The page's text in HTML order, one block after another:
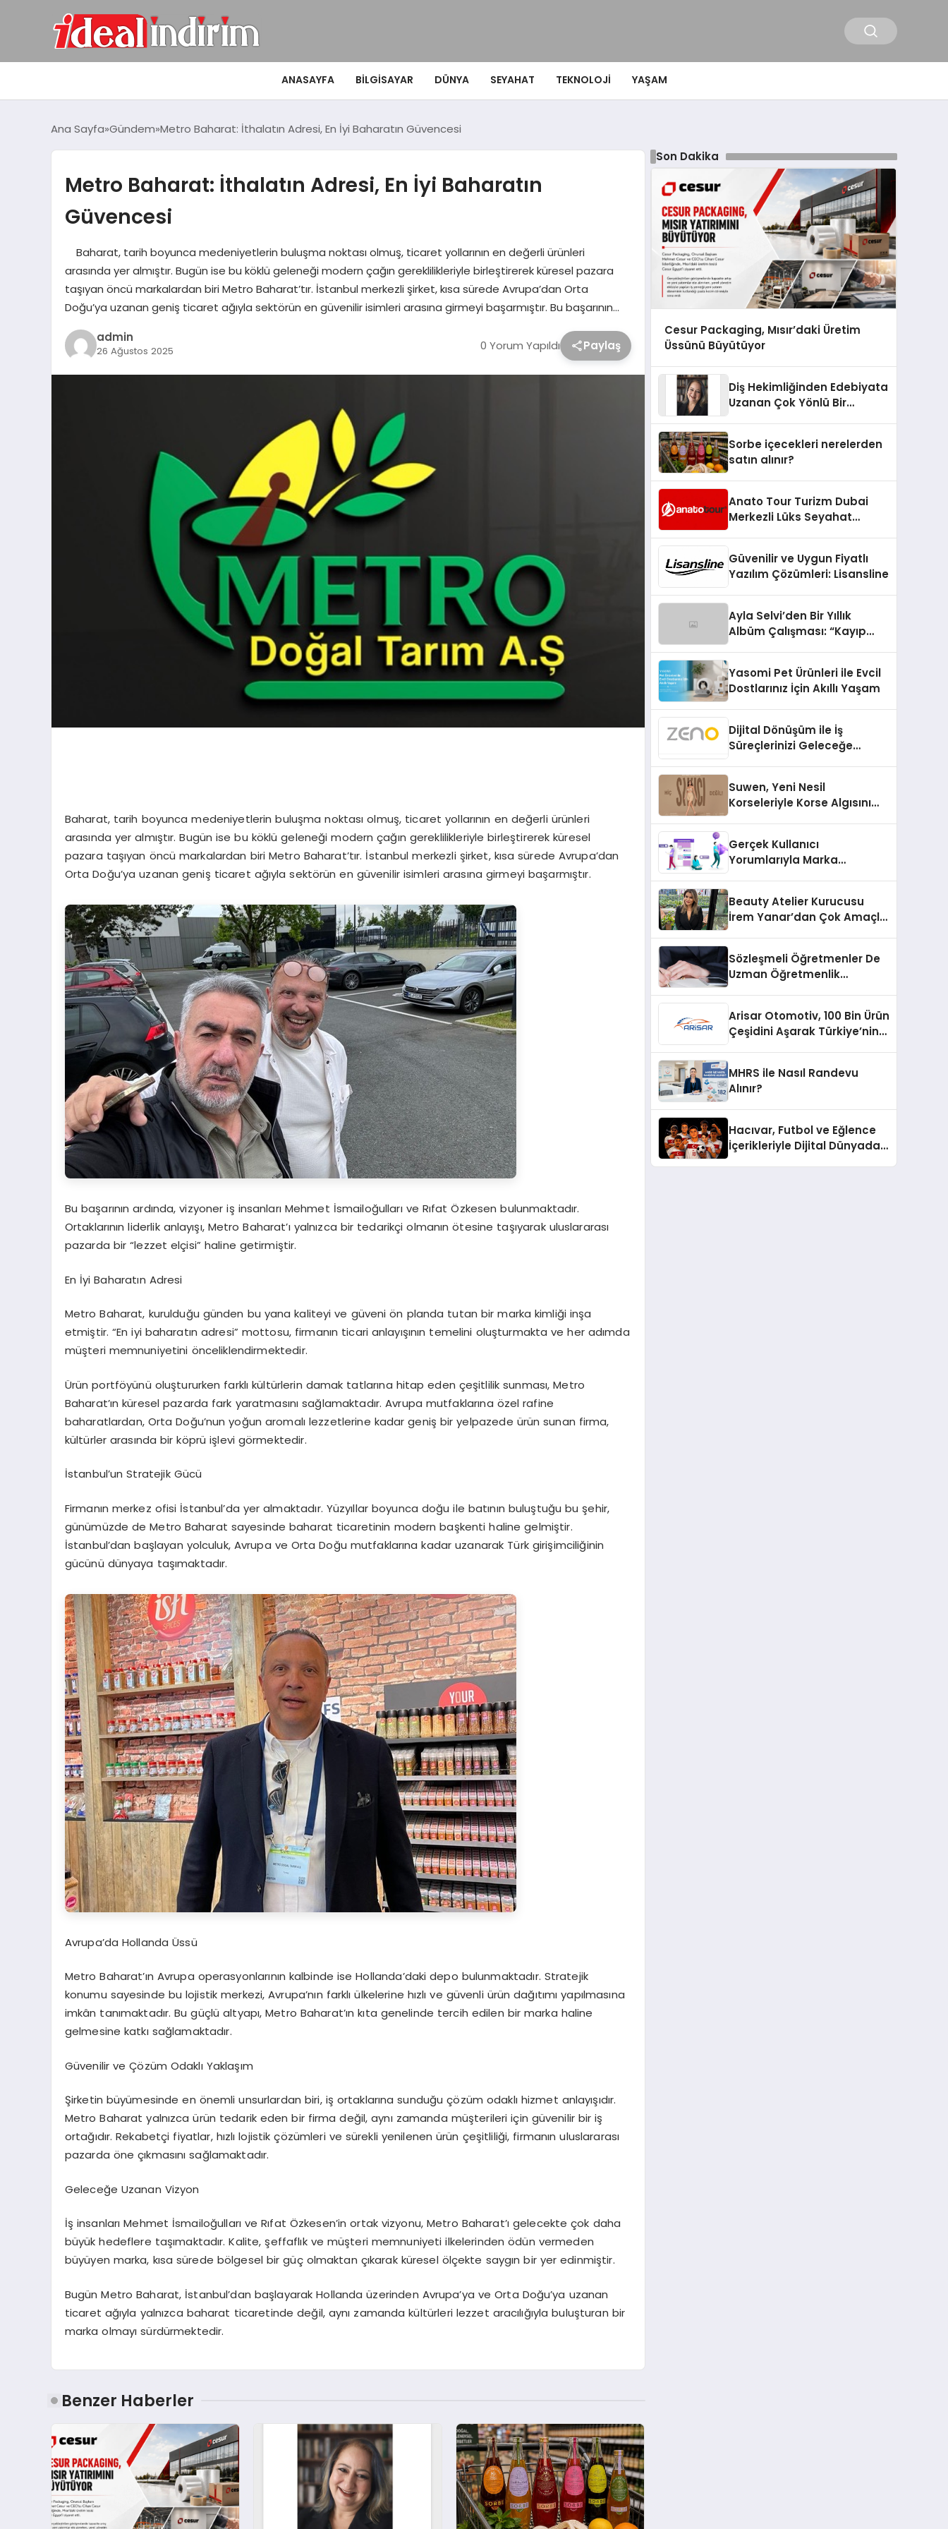
ANASAYFA BILGISAYAR DÜNYA SEYAHAT TEKNOLOJI YAŞAM
Ana Sayfa Gündem Metro Baharat: İthalatın Adresi, En İyi Baharatın Güvencesi
Metro Baharat: İthalatın Adresi, En İyi Baharatın
Güvencesi
Baharat, tarih boyunca medeniyetlerin buluşma noktası olmuş, ticaret yollarının en değerli ürünleri
arasında yer almıştır. Bugün ise bu köklü geleneği modern çağın gereklilikleriyle birleştirerek küresel pazara
taşıyan öncü markalardan biri Metro Baharat’tır. İstanbul merkezli şirket, kısa sürede Avrupa’dan Orta
Doğu’ya uzanan geniş ticaret ağıyla sektörün en güvenilir isimleri arasına girmeyi başarmıştır. Bu başarının…
admin
26 Ağustos 2025 0 Yorum Yapıldı Paylaş
Baharat, tarih boyunca medeniyetlerin buluşma noktası olmuş, ticaret yollarının en değerli ürünleri
arasında yer almıştır. Bugün ise bu köklü geleneği modern çağın gereklilikleriyle birleştirerek küresel
pazara taşıyan öncü markalardan biri Metro Baharat’tır. İstanbul merkezli şirket, kısa sürede Avrupa’dan
Orta Doğu’ya uzanan geniş ticaret ağıyla sektörün en güvenilir isimleri arasına girmeyi başarmıştır.
Bu başarının ardında, vizyoner iş insanları Mehmet İsmailoğulları ve Rıfat Özkesen bulunmaktadır.
Ortaklarının liderlik anlayışı, Metro Baharat’ı yalnızca bir tedarikçi olmanın ötesine taşıyarak uluslararası
pazarda bir “lezzet elçisi” haline getirmiştir.
En İyi Baharatın Adresi
Metro Baharat, kurulduğu günden bu yana kaliteyi ve güveni ön planda tutan bir marka kimliği inşa
etmiştir. “En iyi baharatın adresi” mottosu, firmanın ticari anlayışının temelini oluşturmakta ve her adımda
müşteri memnuniyetini önceliklendirmektedir.
Ürün portföyünü oluştururken farklı kültürlerin damak tatlarına hitap eden çeşitlilik sunması, Metro
Baharat’ın küresel pazarda fark yaratmasını sağlamaktadır. Avrupa mutfaklarına özel rafine
baharatlardan, Orta Doğu’nun yoğun aromalı lezzetlerine kadar geniş bir yelpazede ürün sunan firma,
kültürler arasında bir köprü işlevi görmektedir.
İstanbul’un Stratejik Gücü
Firmanın merkez ofisi İstanbul’da yer almaktadır. Yüzyıllar boyunca doğu ile batının buluştuğu bu şehir,
günümüzde de Metro Baharat sayesinde baharat ticaretinin modern başkenti haline gelmiştir.
İstanbul’dan başlayan yolculuk, Avrupa ve Orta Doğu mutfaklarına kadar uzanarak Türk girişimciliğinin
gücünü dünyaya taşımaktadır.
Avrupa’da Hollanda Üssü
Metro Baharat’ın Avrupa operasyonlarının kalbinde ise Hollanda’daki depo bulunmaktadır. Stratejik
konumu sayesinde bu lojistik merkezi, Avrupa’nın farklı ülkelerine hızlı ve güvenli ürün dağıtımı yapılmasına
imkân tanımaktadır. Bu güçlü altyapı, Metro Baharat’ın kıta genelinde tercih edilen bir marka haline
gelmesine katkı sağlamaktadır.
Güvenilir ve Çözüm Odaklı Yaklaşım
Şirketin büyümesinde en önemli unsurlardan biri, iş ortaklarına sunduğu çözüm odaklı hizmet anlayışıdır.
Metro Baharat yalnızca ürün tedarik eden bir firma değil, aynı zamanda müşterileri için güvenilir bir iş
ortağıdır. Rekabetçi fiyatlar, hızlı lojistik çözümleri ve sürekli yenilenen ürün çeşitliliği, firmanın uluslararası
pazarda öne çıkmasını sağlamaktadır.
Geleceğe Uzanan Vizyon
İş insanları Mehmet İsmailoğulları ve Rıfat Özkesen’in ortak vizyonu, Metro Baharat’ı gelecekte çok daha
büyük hedeflere taşımaktadır. Kalite, şeffaflık ve müşteri memnuniyeti ilkelerinden ödün vermeden
büyüyen marka, kısa sürede bölgesel bir güç olmaktan çıkarak küresel ölçekte saygın bir yer edinmiştir.
Bugün Metro Baharat, İstanbul’dan başlayarak Hollanda üzerinden Avrupa’ya ve Orta Doğu’ya uzanan
ticaret ağıyla yalnızca baharat ticaretinde değil, aynı zamanda kültürleri lezzet aracılığıyla buluşturan bir
marka olmayı sürdürmektedir.
Benzer Haberler
Son Dakika
Cesur Packaging, Mısır’daki Üretim
Üssünü Büyütüyor
Diş Hekimliğinden Edebiyata
Uzanan Çok Yönlü Bir
Sorbe içecekleri nerelerden
satın alınır?
Anato Tour Turizm Dubai
Merkezli Lüks Seyahat
Güvenilir ve Uygun Fiyatlı
Yazılım Çözümleri: Lisansline
Ayla Selvi’den Bir Yıllık
Albüm Çalışması: “Kayıp
Yasomi Pet Ürünleri ile Evcil
Dostlarınız İçin Akıllı Yaşam
Dijital Dönüşüm ile İş
Süreçlerinizi Geleceğe
Suwen, Yeni Nesil
Korseleriyle Korse Algısını
Gerçek Kullanıcı
Yorumlarıyla Marka
Beauty Atelier Kurucusu
İrem Yanar’dan Çok Amaçlı
Sözleşmeli Öğretmenler De
Uzman Öğretmenlik
Arisar Otomotiv, 100 Bin Ürün
Çeşidini Aşarak Türkiye’nin
Platformlarından Biri Oldu
MHRS ile Nasıl Randevu
Alınır?
Hacıvar, Futbol ve Eğlence
İçerikleriyle Dijital Dünyada